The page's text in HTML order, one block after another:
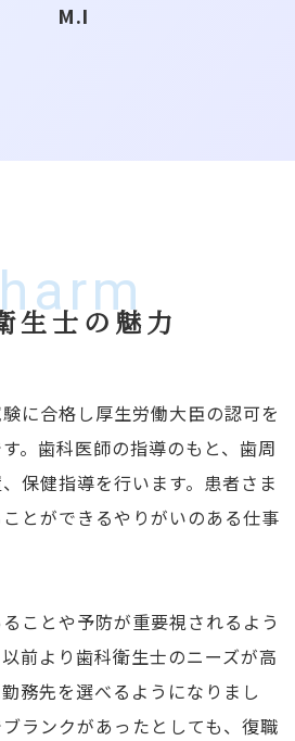
M.I
生士の魅力
に合格し厚生労働大臣の認可を
。歯科医師の指導のもと、歯周
保健指導を行います。患者さま
とができるやりがいのある仕事
ことや予防が重要視されるよう
前より歯科衛生士のニーズが高
務先を選べるようになりまし
ランクがあったとしても、復職